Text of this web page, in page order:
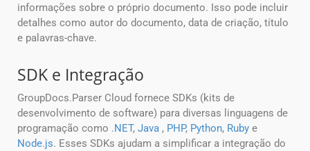
informações sobre o próprio documento. Isso pode incluir
detalhes como autor do documento, data de criação, título
e palavras-chave.
SDK e Integração
GroupDocs.Parser Cloud fornece SDKs (kits de
desenvolvimento de software) para diversas linguagens de
programação como .NET, Java , PHP, Python, Ruby e
Node.js. Esses SDKs ajudam a simplificar a integração do